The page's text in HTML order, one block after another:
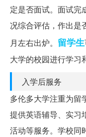
定是否面试。面试完
况综合评估，作出是
月左右出炉。 留学生
大学的校园进行学习
入学后服务
多伦多大学注重为留
提供英语辅导、实习
活动等服务。学校同